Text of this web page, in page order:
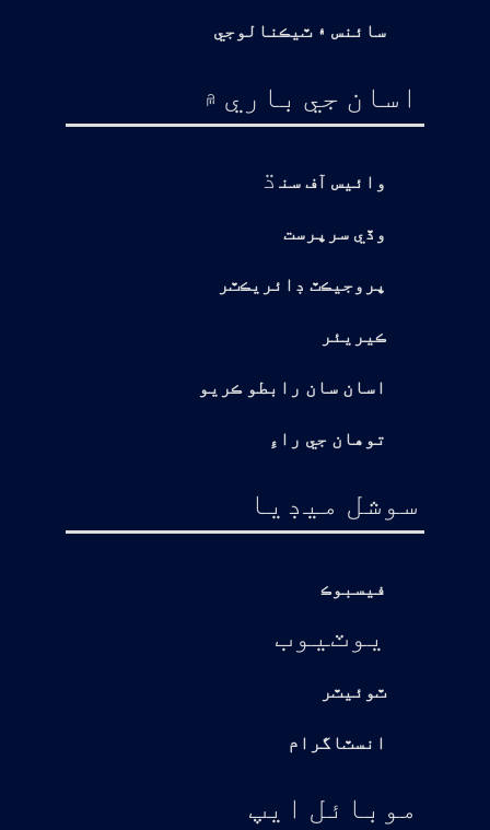
سائنس ۽ ٽيڪنالوجي
اسان جي باري ۾
وائيس آف سن ڌ
وڏي سرپرست
پروجيڪٽ ڊائريڪٽر
ڪيريئر
اسان سان رابطو ڪريو
توهان جي راءِ
سوشل ميڊيا
فيسبوڪ
يوٽيوب
ٽوئيٽر
انسٽاگرام
موبائل ايپ